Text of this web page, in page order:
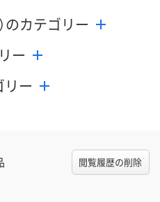
数量
のカテゴリー
ー
リー
閲覧履歴の削除